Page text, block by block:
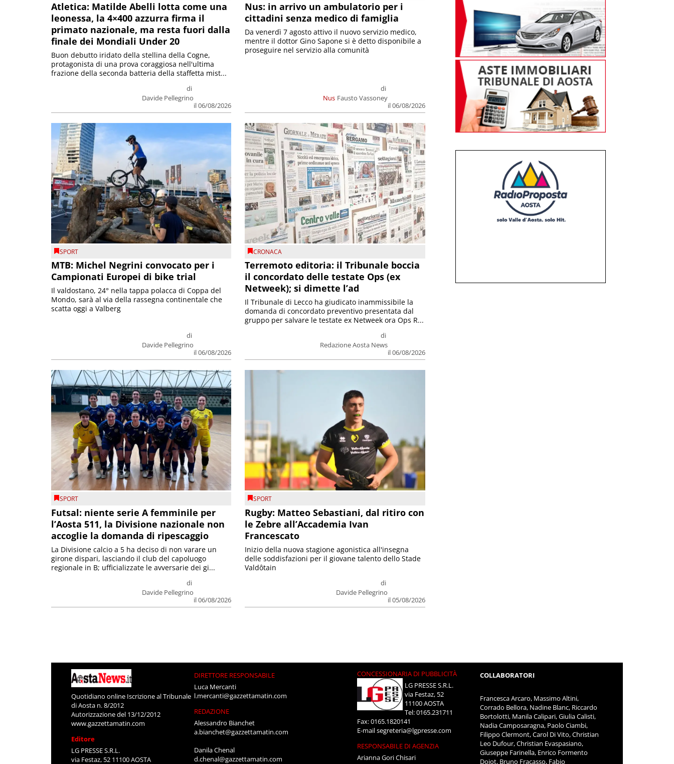
Atletica: Matilde Abelli lotta come una
leonessa, la 4×400 azzurra firma il
primato nazionale, ma resta fuori dalla
finale dei Mondiali Under 20
di
Davide Pellegrino
il 06/08/2026
Buon debutto iridato della stellina della Cogne,
protagonista di una prova coraggiosa nell'ultima
frazione della seconda batteria della staffetta mist...
Nus: in arrivo un ambulatorio per i
cittadini senza medico di famiglia
Nus
di
Fausto Vassoney
il 06/08/2026
Da venerdì 7 agosto attivo il nuovo servizio medico,
mentre il dottor Gino Sapone si è detto disponibile a
proseguire nel servizio alla comunità
SPORT
MTB: Michel Negrini convocato per i
Campionati Europei di bike trial
di
Davide Pellegrino
il 06/08/2026
Il valdostano, 24° nella tappa polacca di Coppa del
Mondo, sarà al via della rassegna continentale che
scatta oggi a Valberg
CRONACA
Terremoto editoria: il Tribunale boccia
il concordato delle testate Ops (ex
Netweek); si dimette l’ad
di
Redazione Aosta News
il 06/08/2026
Il Tribunale di Lecco ha giudicato inammissibile la
domanda di concordato preventivo presentata dal
gruppo per salvare le testate ex Netweek ora Ops R...
SPORT
Futsal: niente serie A femminile per
l’Aosta 511, la Divisione nazionale non
accoglie la domanda di ripescaggio
di
Davide Pellegrino
il 06/08/2026
La Divisione calcio a 5 ha deciso di non varare un
girone dispari, lasciando il club del capoluogo
regionale in B; ufficializzate le avversarie dei gi...
SPORT
Rugby: Matteo Sebastiani, dal ritiro con
le Zebre all’Accademia Ivan
Francescato
di
Davide Pellegrino
il 05/08/2026
Inizio della nuova stagione agonistica all'insegna
delle soddisfazioni per il giovane talento dello Stade
Valdôtain
Quotidiano online Iscrizione al Tribunale
di Aosta n. 8/2012
Autorizzazione del 13/12/2012
www.gazzettamatin.com
Editore
LG PRESSE S.R.L.
via Festaz, 52 11100 AOSTA
DIRETTORE RESPONSABILE
Luca Mercanti
l.mercanti@gazzettamatin.com
REDAZIONE
Alessandro Bianchet
a.bianchet@gazzettamatin.com
Danila Chenal
d.chenal@gazzettamatin.com
CONCESSIONARIA DI PUBBLICITÀ
LG PRESSE S.R.L.
via Festaz, 52
11100 AOSTA
Tel: 0165.231711
Fax: 0165.1820141
E-mailsegreteria@lgpresse.com
RESPONSABILE DI AGENZIA
Arianna Gori Chisari
COLLABORATORI
Francesca Arcaro, Massimo Altini,
Corrado Bellora, Nadine Blanc, Riccardo
Bortolotti, Manila Calipari, Giulia Calisti,
Nadia Camposaragna, Paolo Ciambi,
Filippo Clermont, Carol Di Vito, Christian
Leo Dufour, Christian Evaspasiano,
Giuseppe Farinella, Enrico Formento
Dojot, Bruno Fracasso, Fabio